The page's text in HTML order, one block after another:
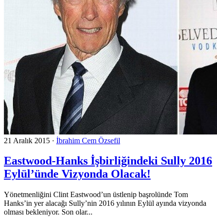
21 Aralık 2015 · İbrahim Cem Özsefil
Eastwood-Hanks İşbirliğindeki Sully 2016
Eylül’ünde Vizyonda Olacak!
Yönetmenliğini Clint Eastwood’un üstlenip başrolünde Tom
Hanks’in yer alacağı Sully’nin 2016 yılının Eylül ayında vizyonda
olması bekleniyor. Son olar...